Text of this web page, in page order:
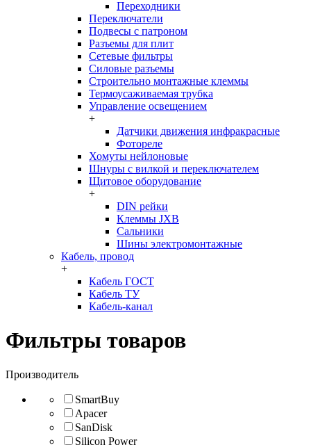
Переходники
Переключатели
Подвесы с патроном
Разъемы для плит
Сетевые фильтры
Силовые разъемы
Строительно монтажные клеммы
Термоусаживаемая трубка
Управление освещением
+
Датчики движения инфракрасные
Фотореле
Хомуты нейлоновые
Шнуры с вилкой и переключателем
Щитовое оборудование
+
DIN рейки
Клеммы JXB
Сальники
Шины электромонтажные
Кабель, провод
+
Кабель ГОСТ
Кабель ТУ
Кабель-канал
Фильтры товаров
Производитель
SmartBuy
Apacer
SanDisk
Silicon Power